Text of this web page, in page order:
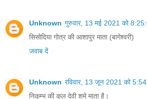
Unknown गुरुवार, 13 मई 2021 को
सिसोदिया गोत्र की आशापुर माता (बागेश्वरी)
जवाब दें
Unknown रविवार, 13 जून 2021 को
निकुम्भ की कुल देवी शमे माता है।